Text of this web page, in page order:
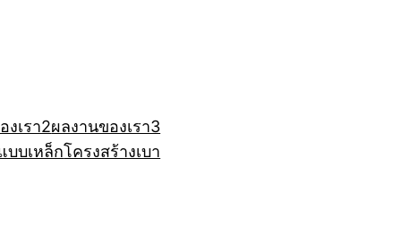
งเรา2ผลงานของเรา3
บบเหล็กโครงสร้างเบา